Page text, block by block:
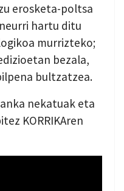
erosketa-poltsa
hartu ditu
murrizteko;
bezala,
bultzatzea.
nekatuak eta
KORRIKAren